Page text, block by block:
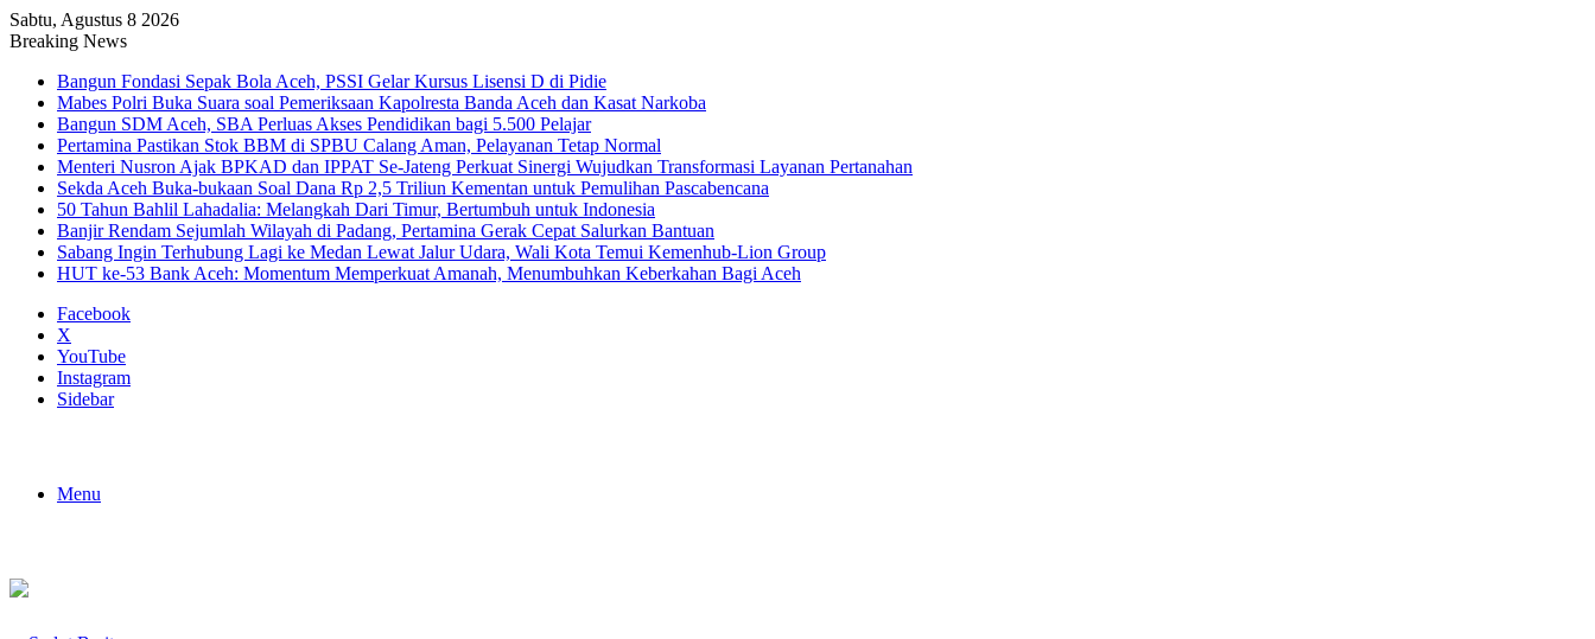
Sabtu, Agustus 8 2026
Breaking News
Bangun Fondasi Sepak Bola Aceh, PSSI Gelar Kursus Lisensi D di Pidie
Mabes Polri Buka Suara soal Pemeriksaan Kapolresta Banda Aceh dan Kasat Narkoba
Bangun SDM Aceh, SBA Perluas Akses Pendidikan bagi 5.500 Pelajar
Pertamina Pastikan Stok BBM di SPBU Calang Aman, Pelayanan Tetap Normal
Menteri Nusron Ajak BPKAD dan IPPAT Se-Jateng Perkuat Sinergi Wujudkan Transformasi Layanan Pertanahan
Sekda Aceh Buka-bukaan Soal Dana Rp 2,5 Triliun Kementan untuk Pemulihan Pascabencana
50 Tahun Bahlil Lahadalia: Melangkah Dari Timur, Bertumbuh untuk Indonesia
Banjir Rendam Sejumlah Wilayah di Padang, Pertamina Gerak Cepat Salurkan Bantuan
Sabang Ingin Terhubung Lagi ke Medan Lewat Jalur Udara, Wali Kota Temui Kemenhub-Lion Group
HUT ke-53 Bank Aceh: Momentum Memperkuat Amanah, Menumbuhkan Keberkahan Bagi Aceh
Facebook
X
YouTube
Instagram
Sidebar
Menu